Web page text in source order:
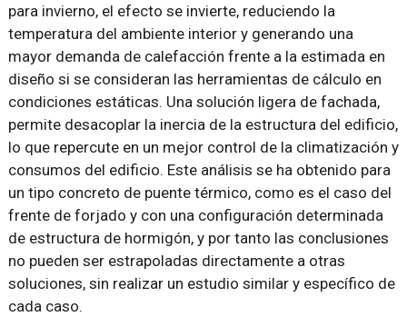
para invierno, el efecto se invierte, reduciendo la
temperatura del ambiente interior y generando una
mayor demanda de calefacción frente a la estimada en
diseño si se consideran las herramientas de cálculo en
condiciones estáticas. Una solución ligera de fachada,
permite desacoplar la inercia de la estructura del edificio,
lo que repercute en un mejor control de la climatización y
consumos del edificio. Este análisis se ha obtenido para
un tipo concreto de puente térmico, como es el caso del
frente de forjado y con una configuración determinada
de estructura de hormigón, y por tanto las conclusiones
no pueden ser estrapoladas directamente a otras
soluciones, sin realizar un estudio similar y específico de
cada caso.